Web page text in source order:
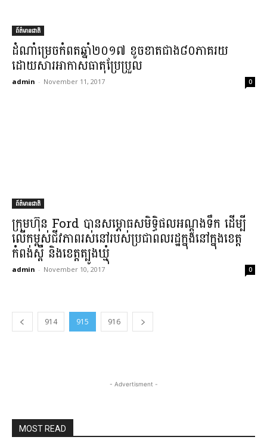
ព័ត៌មានជាតិ
ដំណាំ​ម្រេច​កំពត​ឆ្នាំ​២០១៧ ខូចខាត​ជាង​៨០​ភាគរយ
ដោយសារ​អាកាសធាតុ​ប្រែប្រួល​
admin - November 11, 2017 0
ព័ត៌មានជាតិ
ក្រុមហ៊ុន Ford បាន​សម្ភោ​ធ​សមិទ្ធិផល​អណ្តូងទឹក ដើម្បី​
លើ​កម្ពស់​ជីវភាព​រស់នៅ​របស់​ប្រជាពលរដ្ឋ​ក្នុង​នៅក្នុង​ខេត្ត
កំពង់ស្ពឺ និង​ខេត្ត​ត្បូងឃ្មុំ​
admin - November 10, 2017 0
914 915 916
- Advertisment -
MOST READ